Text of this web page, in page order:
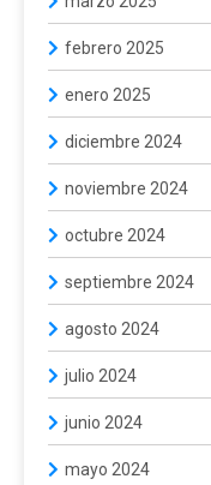
febrero 2025
enero 2025
diciembre 2024
noviembre 2024
octubre 2024
septiembre 2024
agosto 2024
julio 2024
junio 2024
mayo 2024